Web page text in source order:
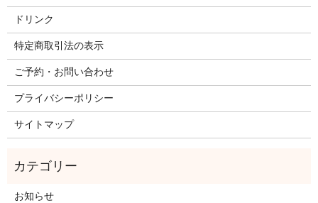
ドリンク
特定商取引法の表示
ご予約・お問い合わせ
プライバシーポリシー
サイトマップ
お知らせ